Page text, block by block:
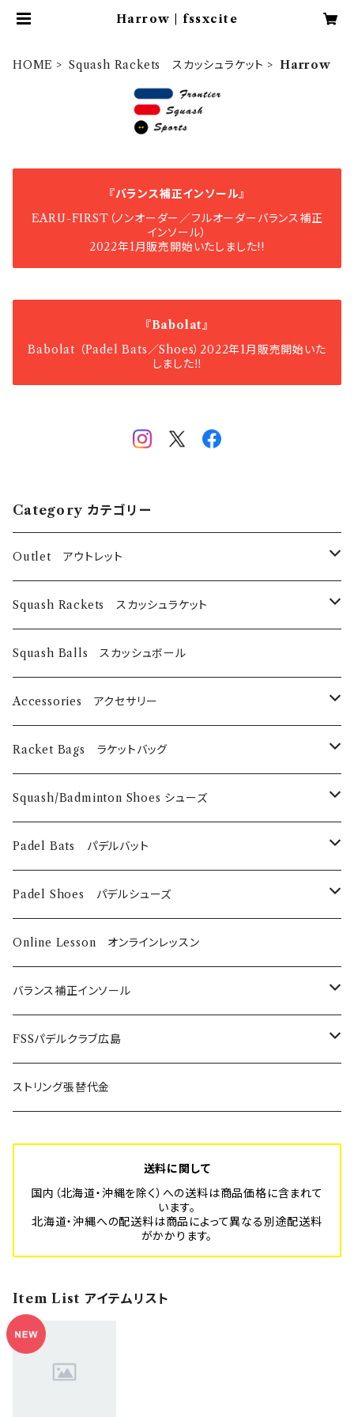
Harrow | fssxcite
HOME Squash Rackets スカッシュラケット Harrow
『バランス補正インソール』
EARU-FIRST（ノンオーダー／フルオーダーバランス補正
インソール）
2022年1月販売開始いたしました!!
『Babolat』
Babolat （Padel Bats／Shoes）2022年1月販売開始いた
しました‼️
Category カテゴリー
Outlet アウトレット
スカッシュラケット
EyeRackets
DUNLOP
パデルバット
レディースウェア
EyeRackets
メンズウェア
EyeRackets
Squash Rackets スカッシュラケット
EyeRackets
Harrow
DUNLOP
Technifibre
Unsquashable
Squash Balls スカッシュボール
Accessories アクセサリー
Eye Wears
EyeRackets
Harrow
Grips
Strings
Racket Bags ラケットバッグ
​Harrow
EyeRackets
Squash/Badminton Shoes シューズ
EyeRackets
Babolat
Padel Bats パデルバット
DUNLOP
Babolat
Padel Shoes パデルシューズ
Bαbolat
Online Lesson オンラインレッスン
バランス補正インソール
ノンオーダーメイド
SUPER BLITZ
Platform-Sport フルオーダーメイド
FSSパデルクラブ広島
年間利用登録費
ストリング張替代金
送料に関して
国内（北海道・沖縄を除く）への送料は商品価格に含まれて
います。
北海道・沖縄への配送料は商品によって異なる別途配送料
がかかります。
Item List アイテムリスト